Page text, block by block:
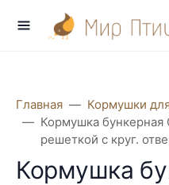
Главная
Кормушки
Кормушка бункерная
решеткой с круг.
Кормушка